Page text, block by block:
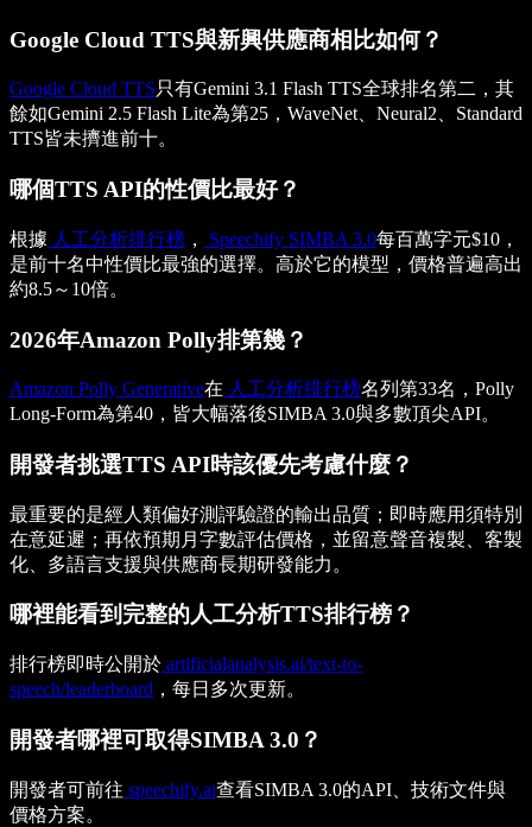
Google Cloud TTS與新興供應商相比如何？
Google Cloud TTS只有Gemini 3.1 Flash TTS全球排名第二，其
餘如Gemini 2.5 Flash Lite為第25，WaveNet、Neural2、Standard
TTS皆未擠進前十。
哪個TTS API的性價比最好？
根據 人工分析排行榜 ， Speechify SIMBA 3.0每百萬字元$10，
是前十名中性價比最強的選擇。高於它的模型，價格普遍高出
約8.5～10倍。
2026年Amazon Polly排第幾？
Amazon Polly Generative在 人工分析排行榜名列第33名，Polly
Long-Form為第40，皆大幅落後SIMBA 3.0與多數頂尖API。
開發者挑選TTS API時該優先考慮什麼？
最重要的是經人類偏好測評驗證的輸出品質；即時應用須特別
在意延遲；再依預期月字數評估價格，並留意聲音複製、客製
化、多語言支援與供應商長期研發能力。
哪裡能看到完整的人工分析TTS排行榜？
排行榜即時公開於 artificialanalysis.ai/text-to-
speech/leaderboard ，每日多次更新。
開發者哪裡可取得SIMBA 3.0？
開發者可前往 speechify.ai查看SIMBA 3.0的API、技術文件與
價格方案。